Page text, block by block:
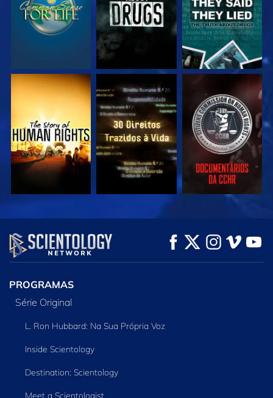
VEJA VEJA VEJA
VEJA EXPLORE A SÉRIE
PROGRAMAS
Série Original
L. Ron Hubbard: Na Sua Própria Voz
Inside Scientology
Destination: Scientology
Meet a Scientologist